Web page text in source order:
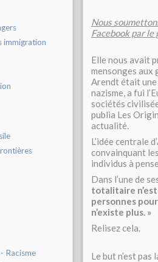
immigration
Racisme
Nous
Facebook par le
Elle nous avait
mensonges aux
Arendt était une
nazisme, a fui
sociétés
publia Les
actualité.
L’idée centrale
convainquant
individus à
Dans l’une de
totalitaire
personnes
n’existe plus. »
Relisez cela.
Le but n’est pas